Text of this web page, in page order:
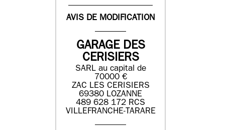
AVIS DE MODIFICATION
GARAGE DES
CERISIERS
SARL au capital de
70000 €
ZAC LES CERISIERS
69380 LOZANNE
489 628 172 RCS
VILLEFRANCHE-TARARE